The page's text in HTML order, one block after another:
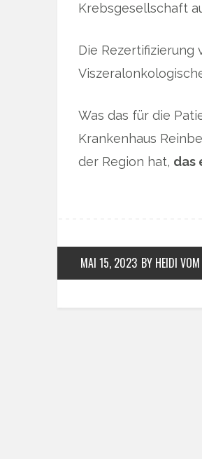
Krebsgesellschaft
Die Rezertifizierung
Was das für die
Krankenhaus
der Region hat, das
MAI 15, 2023 BY HEIDI